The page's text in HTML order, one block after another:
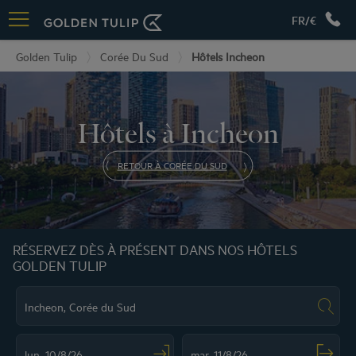
FR/€
Golden Tulip Corée Du Sud Hôtels Incheon
Hôtels à Incheon
RETOUR À CORÉE DU SUD
RÉSERVEZ DÈS À PRÉSENT DANS NOS HÔTELS
GOLDEN TULIP